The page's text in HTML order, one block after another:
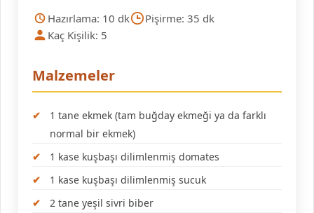
Hazırlama: 10 dk
Pişirme: 35 dk
Kaç Kişilik: 5
Malzemeler
1 tane ekmek (tam buğday ekmeği ya da farklı
normal bir ekmek)
1 kase kuşbaşı dilimlenmiş domates
1 kase kuşbaşı dilimlenmiş sucuk
2 tane yeşil sivri biber